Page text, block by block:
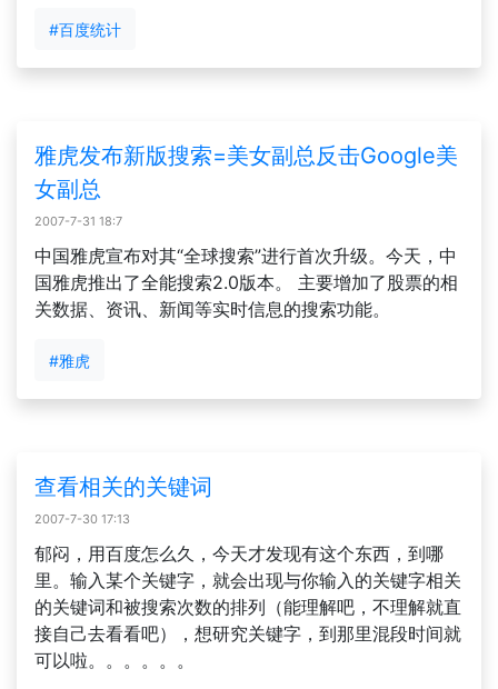
#百度统计
雅虎发布新版搜索=美女副总反击Google美
女副总
2007-7-31 18:7
中国雅虎宣布对其“全球搜索”进行首次升级。今天，中
国雅虎推出了全能搜索2.0版本。 主要增加了股票的相
关数据、资讯、新闻等实时信息的搜索功能。
#雅虎
查看相关的关键词
2007-7-30 17:13
郁闷，用百度怎么久，今天才发现有这个东西，到哪
里。输入某个关键字，就会出现与你输入的关键字相关
的关键词和被搜索次数的排列（能理解吧，不理解就直
接自己去看看吧），想研究关键字，到那里混段时间就
可以啦。。。。。。